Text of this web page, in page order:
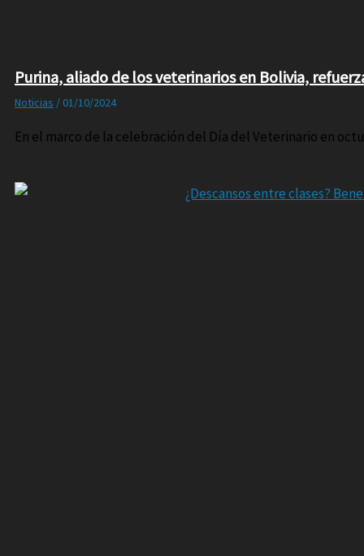
Purina, aliado de los veterinarios en Bolivia,
Noticias / 01/10/2024
En el marco de la celebración del Día del Veterinario en